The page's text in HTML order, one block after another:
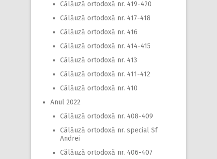
Călăuză ortodoxă nr. 419-420
Călăuză ortodoxă nr. 417-418
Călăuză ortodoxă nr. 416
Călăuză ortodoxă nr. 414-415
Călăuză ortodoxă nr. 413
Călăuză ortodoxă nr. 411-412
Călăuză ortodoxă nr. 410
Anul 2022
Călăuză ortodoxă nr. 408-409
Călăuză ortodoxă nr. special Sf
Andrei
Călăuză ortodoxă nr. 406-407